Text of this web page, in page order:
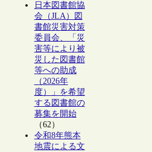
日本図書館協
会（JLA）図
書館災害対策
委員会、「災
害等により被
災した図書館
等への助成
（2026年
度）」を希望
する図書館の
募集を開始
（62）
令和8年熊本
地震による文